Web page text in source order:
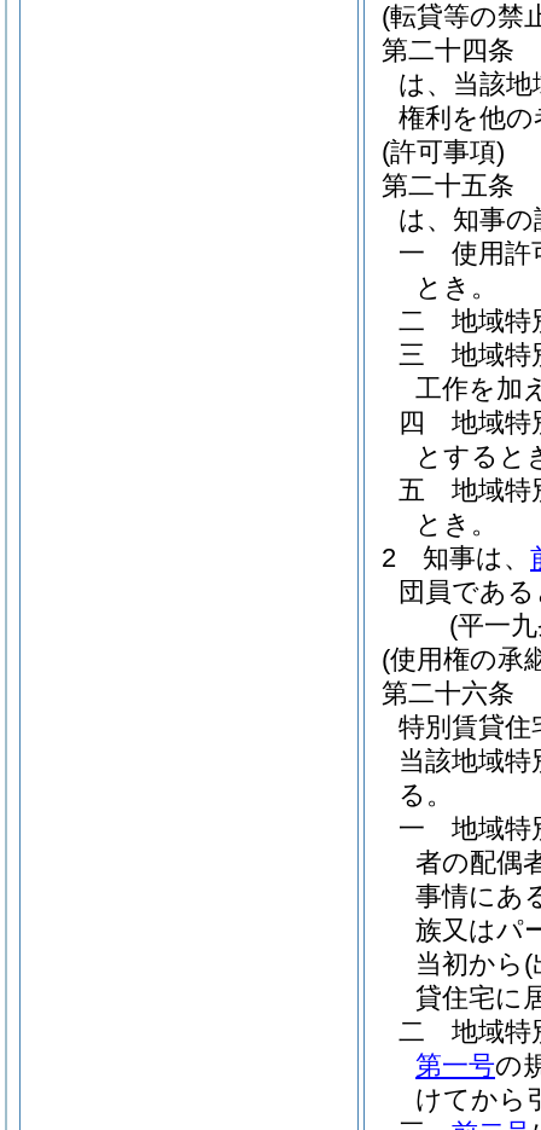
(転貸等の禁
第二十四条
は、当該
権利を他
(許可事項)
第二十五条
は、知事
一
使用許
とき。
二
地域特
三
地域特
工作を加
四
地域特
とすると
五
地域特
とき。
2
知事は、
団員であ
(平一
(使用権の承
第二十六条
特別賃貸
当該地域
る。
一
地域特
者の配偶
事情にあ
族又はパ
当初から (
貸住宅に
二
地域特
第一号の
けてから